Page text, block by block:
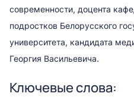
современности, доцента
подростков Белорусского
университета, кандидата
Георгия Васильевича.
Ключевые слова: